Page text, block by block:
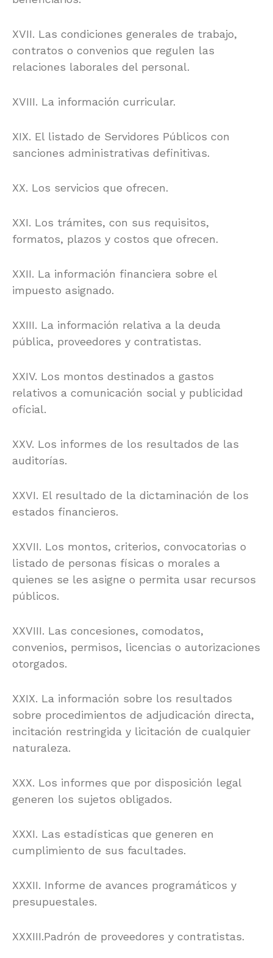
XVII. Las condiciones generales de trabajo,
contratos o convenios que regulen las
relaciones laborales del personal.
XVIII. La información curricular.
XIX. El listado de Servidores Públicos con
sanciones administrativas definitivas.
XX. Los servicios que ofrecen.
XXI. Los trámites, con sus requisitos,
formatos, plazos y costos que ofrecen.
XXII. La información financiera sobre el
impuesto asignado.
XXIII. La información relativa a la deuda
pública, proveedores y contratistas.
XXIV. Los montos destinados a gastos
relativos a comunicación social y publicidad
oficial.
XXV. Los informes de los resultados de las
auditorías.
XXVI. El resultado de la dictaminación de los
estados financieros.
XXVII. Los montos, criterios, convocatorias o
listado de personas físicas o morales a
quienes se les asigne o permita usar recursos
públicos.
XXVIII. Las concesiones, comodatos,
convenios, permisos, licencias o autorizaciones
otorgados.
XXIX. La información sobre los resultados
sobre procedimientos de adjudicación directa,
incitación restringida y licitación de cualquier
naturaleza.
XXX. Los informes que por disposición legal
generen los sujetos obligados.
XXXI. Las estadísticas que generen en
cumplimiento de sus facultades.
XXXII. Informe de avances programáticos y
presupuestales.
XXXIII.Padrón de proveedores y contratistas.